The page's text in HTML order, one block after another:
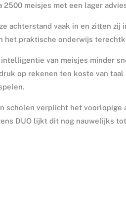
meisjes met een lager
achterstand vaak in en zitten
het praktische onderwijs
van meisjes minder
op rekenen ten koste van
scholen verplicht het voorlopige
DUO lijkt dit nog nauwelijks